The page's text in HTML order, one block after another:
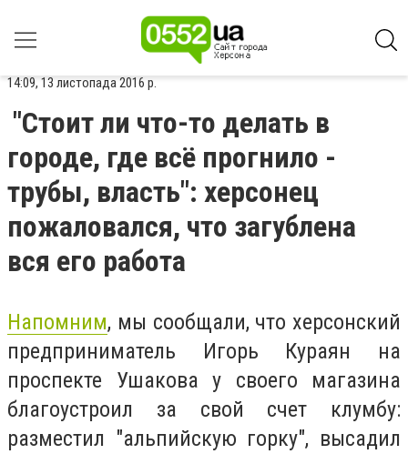
14:09, 13 листопада 2016 р.
"Стоит ли что-то делать в
городе, где всё прогнило -
трубы, власть": херсонец
пожаловался, что загублена
вся его работа
Напомним, мы сообщали, что херсонский
предприниматель Игорь Кураян на
проспекте Ушакова у своего магазина
благоустроил за свой счет клумбу:
разместил "альпийскую горку", высадил